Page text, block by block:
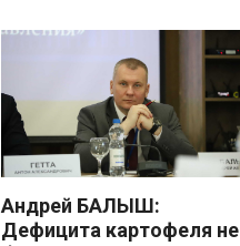
Андрей БАЛЫШ:
Дефицита картофеля не